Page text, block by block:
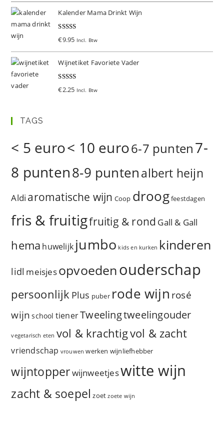
Kalender Mama Drinkt Wijn
Gewaardeer
€9.95 Incl. Btw
Wijnetiket Favoriete Vader
Gewaardeer
€2.25 Incl. Btw
TAGS
< 5 euro< 10 euro6-7 punten7-
8 punten8-9 puntenalbert heijn
Aldi aromatische wijn Coop droogfeestdagen
fris & fruitigfruitig & rond Gall & Gall
hema huwelijk jumbo kids en kurken kinderen
lidl meisjesopvoedenouderschap
persoonlijk Plus puber rode wijn rosé
wijn school tienerTweelingtweelingouder
vegetarisch eten vol & krachtigvol & zacht
vriendschap vrouwen werken wijnliefhebber
wijntopperwijnweetjeswitte wijn
zacht & soepel zoet zoete wijn